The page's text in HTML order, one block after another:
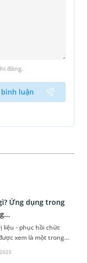
đăng.
luận
Ứng dụng trong
liệu - phục hồi chức
xem là một trong
đại, an toàn và mang
dụng sóng siêu âm tác